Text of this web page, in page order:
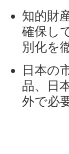
知的財
確保し
別化を
日本の
品、日
外で必